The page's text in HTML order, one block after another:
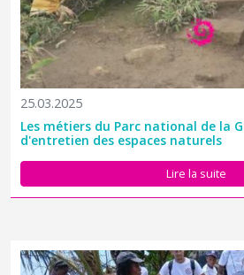
25.03.2025
Les métiers du Parc national de la
d'entretien des espaces naturels
Lire la suite
Ils étaient 64 jeunes du Service national